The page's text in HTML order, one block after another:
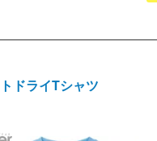
ドライTシャツ